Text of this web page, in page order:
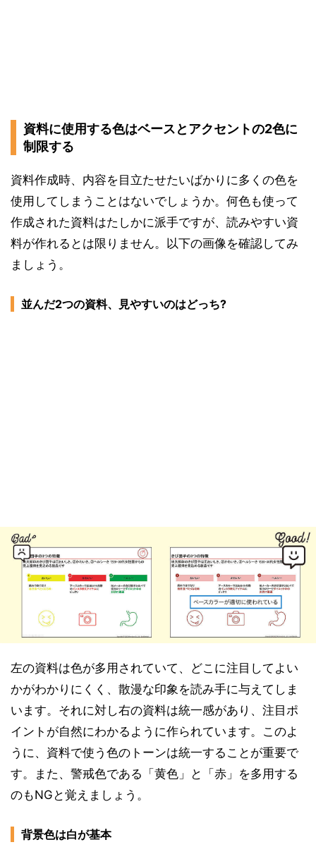
資料に使用する色はベースとアクセントの2色に
制限する
資料作成時、内容を目立たせたいばかりに多くの色を
使用してしまうことはないでしょうか。何色も使って
作成された資料はたしかに派手ですが、読みやすい資
料が作れるとは限りません。以下の画像を確認してみ
ましょう。
並んだ2つの資料、見やすいのはどっち?
左の資料は色が多用されていて、どこに注目してよい
かがわかりにくく、散漫な印象を読み手に与えてしま
います。それに対し右の資料は統一感があり、注目ポ
イントが自然にわかるように作られています。このよ
うに、資料で使う色のトーンは統一することが重要で
す。また、警戒色である「黄色」と「赤」を多用する
のもNGと覚えましょう。
背景色は白が基本